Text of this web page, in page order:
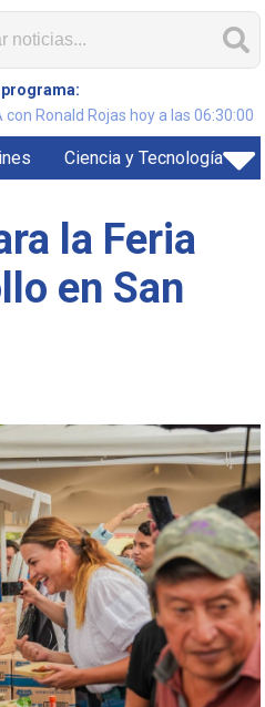
con Ronald Rojas hoy a las 06:30:00
Ciencia y Tecnología
la Feria
en San